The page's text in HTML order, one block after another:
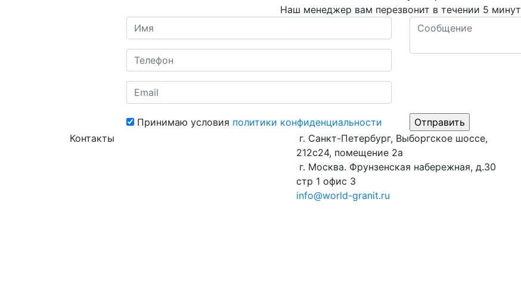
Наш менеджер вам перезвонит в течении 5 минут
Принимаю условия политики конфиденциальности
Контакты
г. Санкт-Петербург, Выборгское шоссе,
212с24, помещение 2а
г. Москва. Фрунзенская набережная, д.30
стр 1 офис 3
info@world-granit.ru